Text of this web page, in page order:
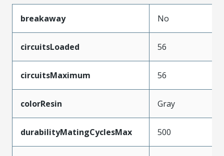
breakaway No
circuitsLoaded 56
circuitsMaximum 56
colorResin Gray
durabilityMatingCyclesMax 500